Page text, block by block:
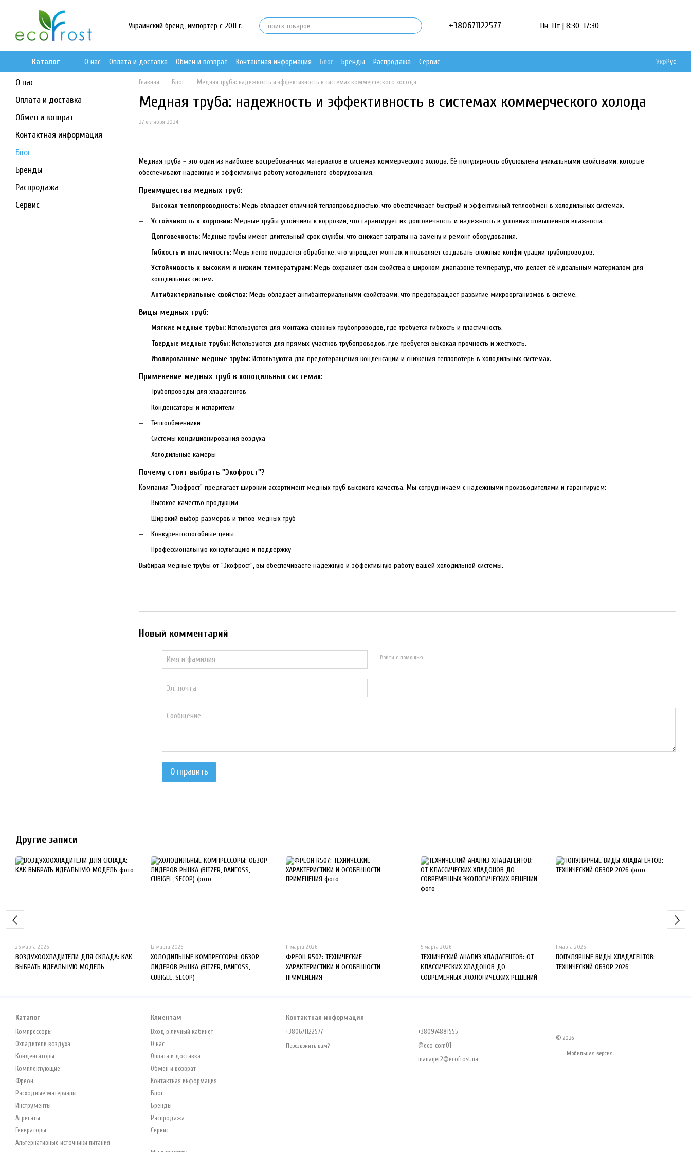
Украинский бренд, импортер с 2011 г. +380671122577 Пн–Пт | 8:30–17:30
Каталог О нас Оплата и доставка Обмен и возврат Контактная информация Блог Бренды Распродажа Сервис УкрРус
Главная Блог Медная труба: надежность и эффективность в системах коммерческого холода
Медная труба: надежность и эффективность в системах коммерческого холода
27 октября 2024
Медная труба – это один из наиболее востребованных материалов в системах коммерческого холода. Её популярность обусловлена уникальными свойствами, которые
обеспечивают надежную и эффективную работу холодильного оборудования.
Преимущества медных труб:
Высокая теплопроводность: Медь обладает отличной теплопроводностью, что обеспечивает быстрый и эффективный теплообмен в холодильных системах.
Устойчивость к коррозии: Медные трубы устойчивы к коррозии, что гарантирует их долговечность и надежность в условиях повышенной влажности.
Долговечность: Медные трубы имеют длительный срок службы, что снижает затраты на замену и ремонт оборудования.
Гибкость и пластичность: Медь легко поддается обработке, что упрощает монтаж и позволяет создавать сложные конфигурации трубопроводов.
Устойчивость к высоким и низким температурам: Медь сохраняет свои свойства в широком диапазоне температур, что делает её идеальным материалом для
холодильных систем.
Антибактериальные свойства: Медь обладает антибактериальными свойствами, что предотвращает развитие микроорганизмов в системе.
Виды медных труб:
Мягкие медные трубы: Используются для монтажа сложных трубопроводов, где требуется гибкость и пластичность.
Твердые медные трубы: Используются для прямых участков трубопроводов, где требуется высокая прочность и жесткость.
Изолированные медные трубы: Используются для предотвращения конденсации и снижения теплопотерь в холодильных системах.
Применение медных труб в холодильных системах:
Трубопроводы для хладагентов
Конденсаторы и испарители
Теплообменники
Системы кондиционирования воздуха
Холодильные камеры
Почему стоит выбрать "Экофрост"?
Компания "Экофрост" предлагает широкий ассортимент медных труб высокого качества. Мы сотрудничаем с надежными производителями и гарантируем:
Высокое качество продукции
Широкий выбор размеров и типов медных труб
Конкурентоспособные цены
Профессиональную консультацию и поддержку
Выбирая медные трубы от "Экофрост", вы обеспечиваете надежную и эффективную работу вашей холодильной системы.
Новый комментарий
Войти с помощью
Отправить
О нас
Оплата и доставка
Обмен и возврат
Контактная информация
Блог
Бренды
Распродажа
Сервис
Другие записи
26 марта 2026
ВОЗДУХООХЛАДИТЕЛИ ДЛЯ СКЛАДА: КАК
ВЫБРАТЬ ИДЕАЛЬНУЮ МОДЕЛЬ
12 марта 2026
ХОЛОДИЛЬНЫЕ КОМПРЕССОРЫ: ОБЗОР
ЛИДЕРОВ РЫНКА (BITZER, DANFOSS,
CUBIGEL, SECOP)
11 марта 2026
ФРЕОН R507: ТЕХНИЧЕСКИЕ
ХАРАКТЕРИСТИКИ И ОСОБЕННОСТИ
ПРИМЕНЕНИЯ
5 марта 2026
ТЕХНИЧЕСКИЙ АНАЛИЗ ХЛАДАГЕНТОВ: ОТ
КЛАССИЧЕСКИХ ХЛАДОНОВ ДО
СОВРЕМЕННЫХ ЭКОЛОГИЧЕСКИХ РЕШЕНИЙ
1 марта 2026
ПОПУЛЯРНЫЕ ВИДЫ ХЛАДАГЕНТОВ:
ТЕХНИЧЕСКИЙ ОБЗОР 2026
Каталог
Компрессоры
Охладители воздуха
Конденсаторы
Комплектующие
Фреон
Расходные материалы
Инструменты
Агрегаты
Генераторы
Альтернативные источники питания
Клиентам
Вход в личный кабинет
О нас
Оплата и доставка
Обмен и возврат
Контактная информация
Блог
Бренды
Распродажа
Сервис
Контактная информация
+380671122577
Перезвонить вам?
+380974881555
@eco_com01
manager2@ecofrost.ua
© 2026
Мобильная версия